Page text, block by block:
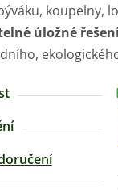
koupelny,
úložné